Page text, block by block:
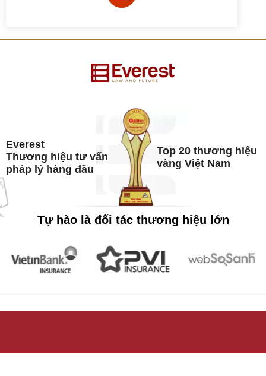
Everest
Thương hiệu tư vấn
pháp lý hàng đầu
Top 20 thương hiệu
vàng Việt Nam
Tự hào là đối tác thương hiệu lớn